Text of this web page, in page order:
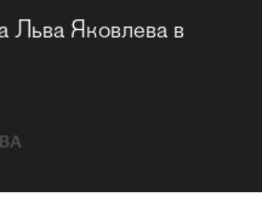
Льва Яковлева в